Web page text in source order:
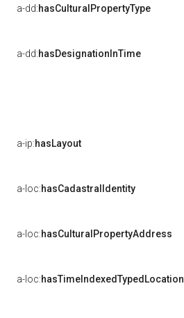
a-dd:hasCulturalPropertyType
a-dd:hasDesignationInTime
a-ip:hasLayout
a-loc:hasCadastralIdentity
a-loc:hasCulturalPropertyAddress
a-loc:hasTimeIndexedTypedLocation